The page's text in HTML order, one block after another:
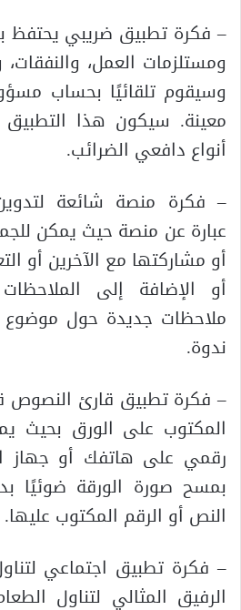
– فكرة تطبيق ضريبي يحتفظ
ومستلزمات العمل، والنفقات،
وسيقوم تلقائيًا بحساب
معينة. سيكون هذا التطبيق
أنواع دافعي الضرائب.
– فكرة منصة شائعة
عبارة عن منصة حيث يمكن
أو مشاركتها مع الآخرين أو
أو الإضافة إلى
ملاحظات جديدة حول موضوع
ندوة.
– فكرة تطبيق قارئ النصوص
المكتوب على الورق بحيث
رقمي على هاتفك أو جهاز
بمسح صورة الورقة ضوئيًا
النص أو الرقم المكتوب عليها.
– فكرة تطبيق اجتماعي
الرفيق المثالي لتناول